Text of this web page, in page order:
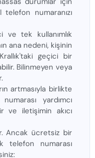
numaranızı
ve tek kullanımlık
ana nedeni, kişinin
geçici bir
Bilinmeyen veya
artmasıyla birlikte
yardımcı
ve iletişimin akıcı
Ancak ücretsiz bir
telefon numarası